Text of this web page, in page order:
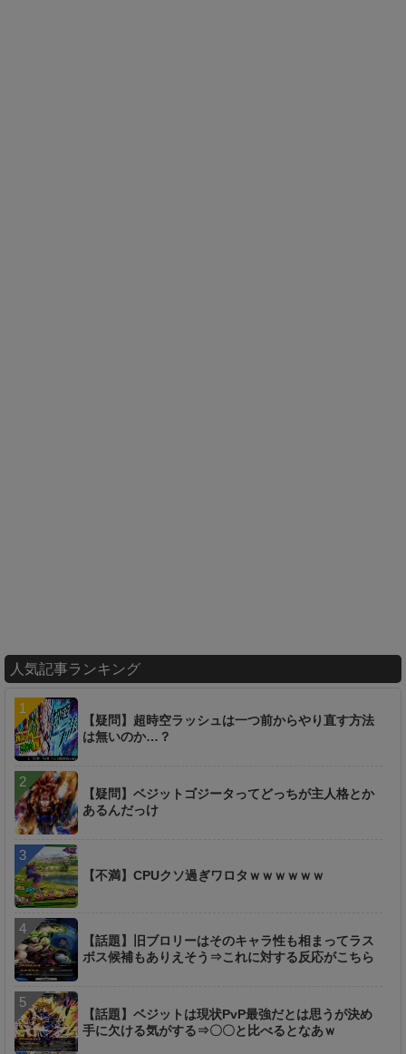
人気記事ランキング
【疑問】超時空ラッシュは一つ前からやり直す方法
は無いのか…？
【疑問】ベジットゴジータってどっちが主人格とか
あるんだっけ
【不満】CPUクソ過ぎワロタｗｗｗｗｗｗ
【話題】旧ブロリーはそのキャラ性も相まってラス
ボス候補もありえそう⇒これに対する反応がこちら
【話題】ベジットは現状PvP最強だとは思うが決め
手に欠ける気がする⇒〇〇と比べるとなあｗ